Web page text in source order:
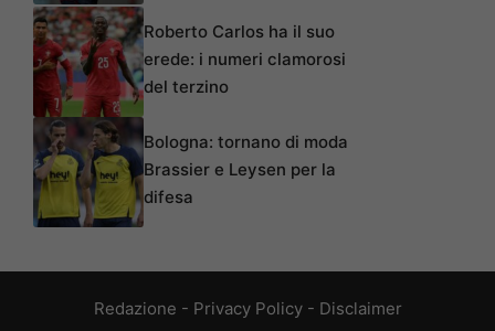
Roberto Carlos ha il suo
erede: i numeri clamorosi
del terzino
Bologna: tornano di moda
Brassier e Leysen per la
difesa
Redazione - Privacy Policy- Disclaimer